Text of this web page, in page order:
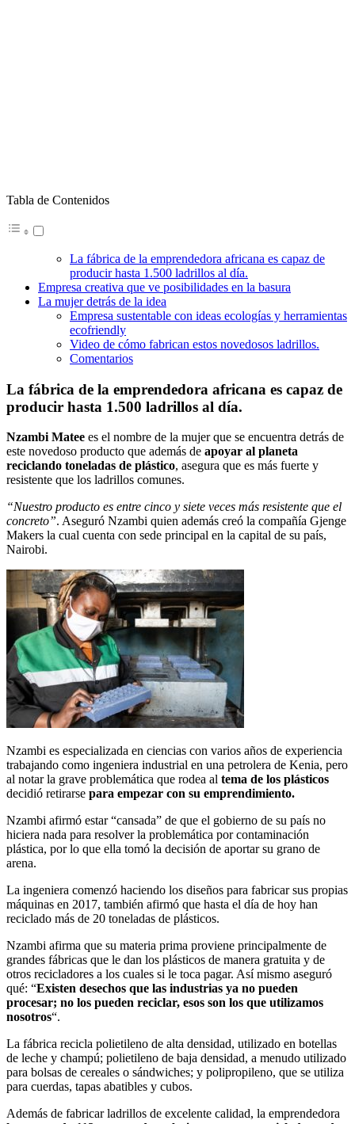
Tabla de Contenidos
La fábrica de la emprendedora africana es capaz de
producir hasta 1.500 ladrillos al día.
Empresa creativa que ve posibilidades en la basura
La mujer detrás de la idea
Empresa sustentable con ideas ecologías y herramientas
ecofriendly
Video de cómo fabrican estos novedosos ladrillos.
Comentarios
La fábrica de la emprendedora africana es capaz de
producir hasta 1.500 ladrillos al día.
Nzambi Matee es el nombre de la mujer que se encuentra detrás de
este novedoso producto que además de apoyar al planeta
reciclando toneladas de plástico, asegura que es más fuerte y
resistente que los ladrillos comunes.
“Nuestro producto es entre cinco y siete veces más resistente que el
concreto”. Aseguró Nzambi quien además creó la compañía Gjenge
Makers la cual cuenta con sede principal en la capital de su país,
Nairobi.
Nzambi es especializada en ciencias con varios años de experiencia
trabajando como ingeniera industrial en una petrolera de Kenia, pero
al notar la grave problemática que rodea al tema de los plásticos
decidió retirarse para empezar con su emprendimiento.
Nzambi afirmó estar “cansada” de que el gobierno de su país no
hiciera nada para resolver la problemática por contaminación
plástica, por lo que ella tomó la decisión de aportar su grano de
arena.
La ingeniera comenzó haciendo los diseños para fabricar sus propias
máquinas en 2017, también afirmó que hasta el día de hoy han
reciclado más de 20 toneladas de plásticos.
Nzambi afirma que su materia prima proviene principalmente de
grandes fábricas que le dan los plásticos de manera gratuita y de
otros recicladores a los cuales si le toca pagar. Así mismo aseguró
qué: “Existen desechos que las industrias ya no pueden
procesar; no los pueden reciclar, esos son los que utilizamos
nosotros“.
La fábrica recicla polietileno de alta densidad, utilizado en botellas
de leche y champú; polietileno de baja densidad, a menudo utilizado
para bolsas de cereales o sándwiches; y polipropileno, que se utiliza
para cuerdas, tapas abatibles y cubos.
Además de fabricar ladrillos de excelente calidad, la emprendedora